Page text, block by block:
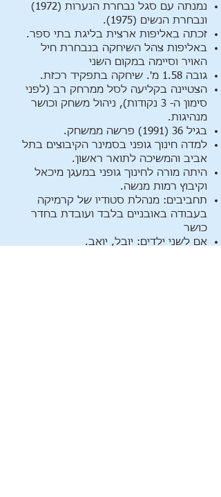
נמנתה עם סגל נבחרת הנערות (1972)
ונבחרת הנשים (1975).
זכתה באליפות ארצית בליגת בתי ספר.
באליפות צהל השיחקה בנבחרת חיל
האויר וסיימה במקום השני
גובה 1.58 מ'. שיחקה בתפקיד רכזת.
הצטיינה בקליעה לסל ממרחק רב (לפני
סימון ה- 3 נקודות), ניהול משחק וכושר
מנהיגות.
בגיל 36 (1991) פרשה ממשחק.
למדה חינוך גופני בסמינר הקיבוצים בתל
אביב והמשיכה לתואר ראשון.
היתה מורה לחינוך גופני במעגן מיכאל
וקיבוץ רמות מנשה.
תחביבים: מנהלת סטודיו של קרמיקה
בעבודה באובניים בלבד ועובדת בחדר
כושר
אם לשני ילדים: יובל, יואב.